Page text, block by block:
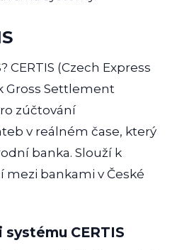
CERTIS (Czech Express
Gross Settlement
zúčtování
v reálném čase, který
banka. Slouží k
mezi bankami v České
CERTIS